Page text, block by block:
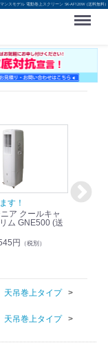
ンスモデル 電動巻上スクリーン SK-AF120W (送料無料)
Menu
す！
ア クールキャ
ム GNE500 (送
円 （税別）
即納可
天吊巻上タイプ
天吊巻上タイプ